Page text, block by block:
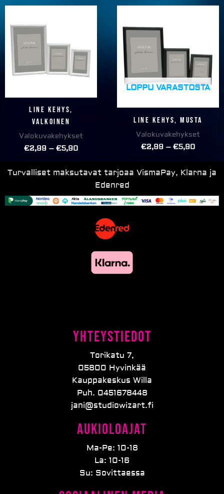
Line kehys,
VALKOINEN
Valokuvakehykset
€2,99 – €5,90
LOPPU VARASTOSTA
Line kehys, MUSTA
Valokuvakehykset
€2,99 – €5,90
Turvalliset maksutavat tarjoaa VismaPay, Klarna ja
Edenred
Yhteystiedot
Torikatu 7,
05800 Hyvinkää
Kauppakeskus Willa
Puh. 0451678448
jani@studiowizart.fi
Aukioloajat
Ma-Pe: 10-18
La: 10-16
Su: Sovittaessa